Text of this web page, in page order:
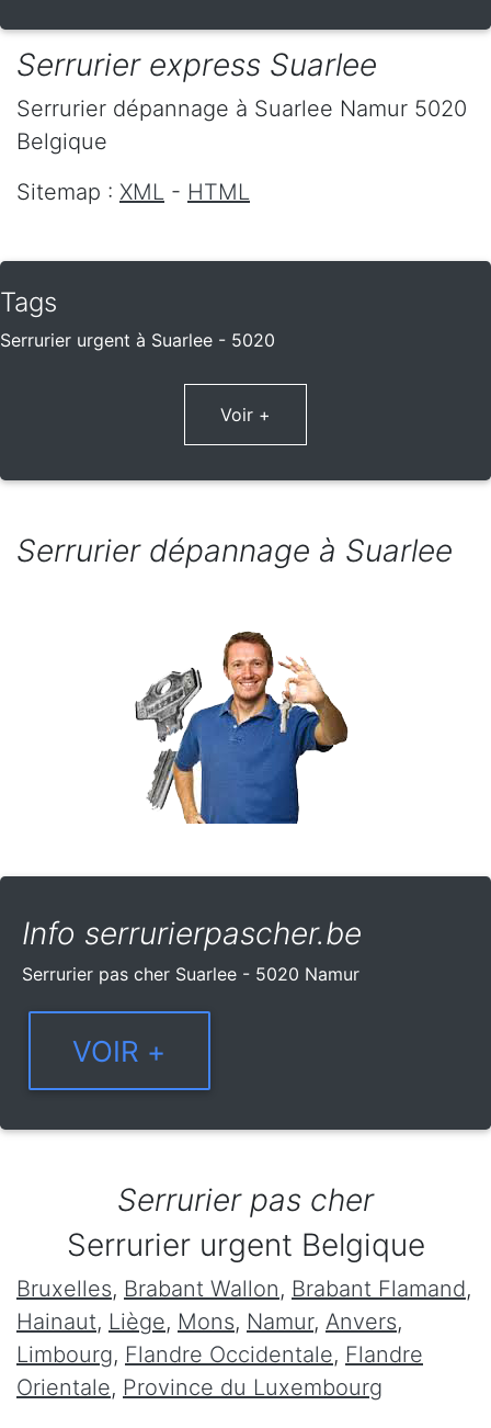
Serrurier express Suarlee
Serrurier dépannage à Suarlee Namur 5020
Belgique
Sitemap : XML - HTML
Tags
Serrurier urgent à Suarlee - 5020
Voir +
Serrurier dépannage à Suarlee
Info serrurierpascher.be
Serrurier pas cher Suarlee - 5020 Namur
Serrurier pas cher
Serrurier urgent Belgique
Bruxelles, Brabant Wallon, Brabant Flamand,
Hainaut, Liège, Mons, Namur, Anvers,
Limbourg, Flandre Occidentale, Flandre
Orientale, Province du Luxembourg